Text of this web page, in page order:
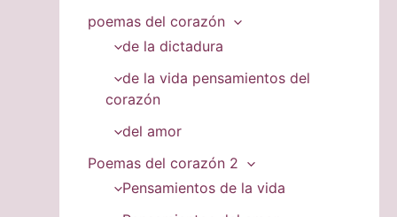
poemas del corazón
de la dictadura
de la vida pensamientos del
corazón
del amor
Poemas del corazón 2
Pensamientos de la vida